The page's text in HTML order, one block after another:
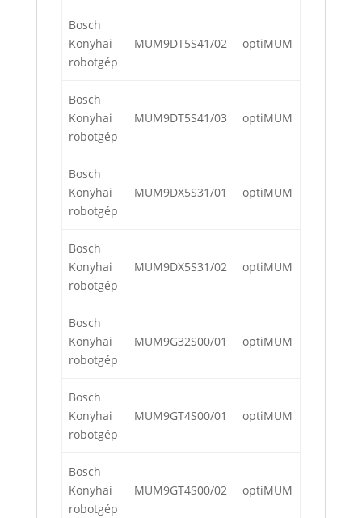
Bosch
Konyhai
robotgép
MUM9DT5S41/02 optiMUM
Bosch
Konyhai
robotgép
MUM9DT5S41/03 optiMUM
Bosch
Konyhai
robotgép
MUM9DX5S31/01 optiMUM
Bosch
Konyhai
robotgép
MUM9DX5S31/02 optiMUM
Bosch
Konyhai
robotgép
MUM9G32S00/01 optiMUM
Bosch
Konyhai
robotgép
MUM9GT4S00/01 optiMUM
Bosch
Konyhai
robotgép
MUM9GT4S00/02 optiMUM